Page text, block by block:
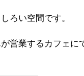
ろい空間です。
営業するカフェに